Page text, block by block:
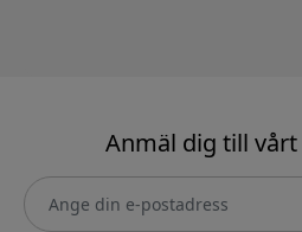
Anmäl dig till